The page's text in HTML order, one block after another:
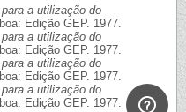
a utilização do
Edição GEP. 1977.
a utilização do
Edição GEP. 1977.
a utilização do
Edição GEP. 1977.
a utilização do
Edição GEP. 1977.